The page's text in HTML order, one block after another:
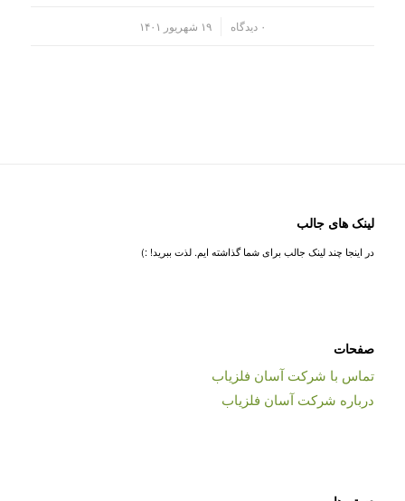
۰ دیدگاه ۱۹ شهریور ۱۴۰۱
لینک های جالب
در اینجا چند لینک جالب برای شما گذاشته ایم. لذت ببرید! :)
صفحات
تماس با شرکت آسان فلزیاب
درباره شرکت آسان فلزیاب